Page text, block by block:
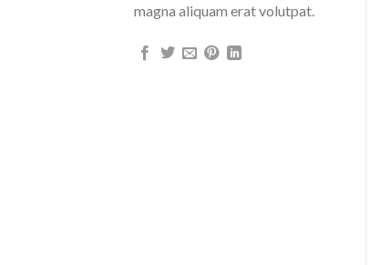
magna aliquam erat volutpat.